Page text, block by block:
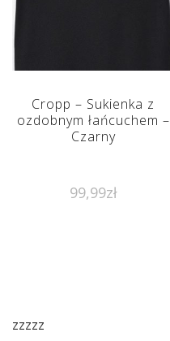
Cropp – Sukienka z
ozdobnym łańcuchem –
Czarny
99,99zł
zzzzz